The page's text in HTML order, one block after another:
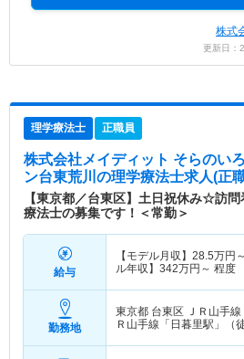
株式
更新日
理学療法士 正職員
株式会社メイディット そらのい
ン台東荒川 の理学療法士求人(正
【東京都／台東区】土日祝休み☆訪
療法士の募集です！＜常勤＞
給与
【モデル月収】 28.5万円～
ル年収】 342万円～ 程度
勤務地
東京都 台東区 ＪＲ山手
Ｒ山手線「日暮里駅」（